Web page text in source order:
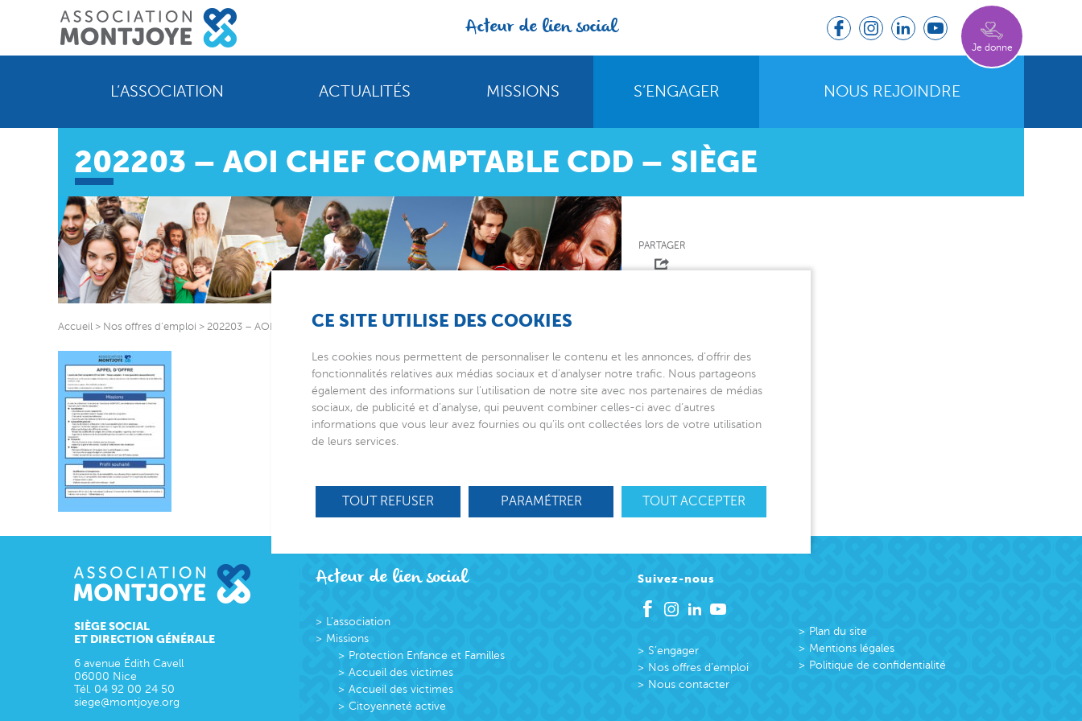
Acteur de lien social
Je donne
L’ASSOCIATION ACTUALITÉS MISSIONS S’ENGAGER NOUS REJOINDRE
202203 – AOI CHEF COMPTABLE CDD – SIÈGE
PARTAGER
Accueil > Nos offres d’emploi > 202203 – AOI Chef comptable CDD – Siège
SIÈGE SOCIAL
ET DIRECTION GÉNÉRALE
6 avenue Édith Cavell
06000 Nice
Tél. 04 92 00 24 50
siege@montjoye.org
Acteur de lien social
L’association
Missions
Protection Enfance et Familles
Accueil des victimes
Accueil des victimes
Citoyenneté active
Suivez-nous
S’engager
Nos offres d’emploi
Nous contacter
Plan du site
Mentions légales
Politique de confidentialité
CE SITE UTILISE DES COOKIES
Les cookies nous permettent de personnaliser le contenu et les annonces, d’offrir des
fonctionnalités relatives aux médias sociaux et d’analyser notre trafic. Nous partageons
également des informations sur l’utilisation de notre site avec nos partenaires de médias
sociaux, de publicité et d’analyse, qui peuvent combiner celles-ci avec d’autres
informations que vous leur avez fournies ou qu’ils ont collectées lors de votre utilisation
de leurs services.
TOUT ACCEPTER
TOUT REFUSER PARAMÉTRER